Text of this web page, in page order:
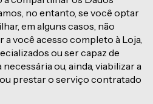
no entanto, se você optar
em alguns casos, não
você acesso completo à Loja,
ou ser capaz de
ou, ainda, viabilizar a
prestar o serviço contratado